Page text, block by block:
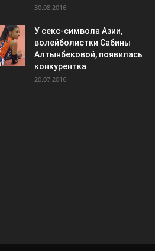
30.08.2016
У секс-символа Азии,
волейболистки Сабины
Алтынбековой, появилась
конкурентка
20.07.2016